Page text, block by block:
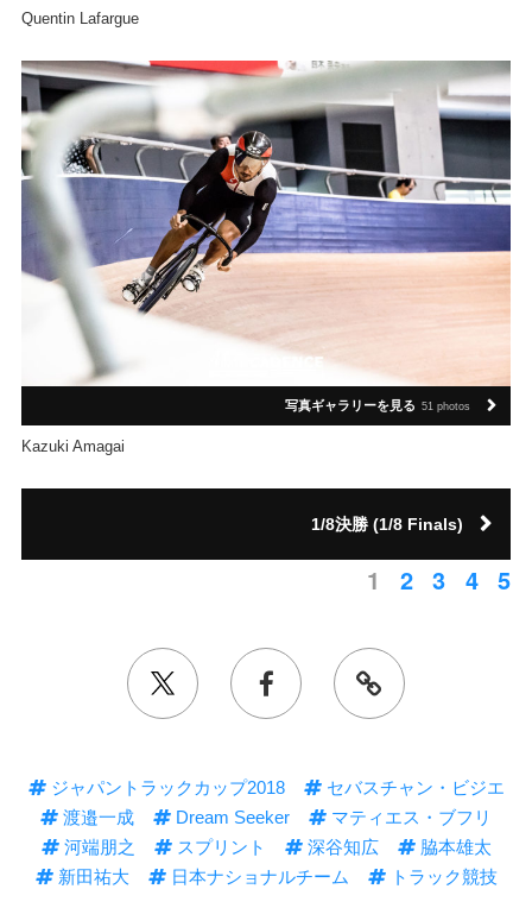
Quentin Lafargue
写真ギャラリーを見る 51 photos
Kazuki Amagai
1/8決勝 (1/8 Finals)
1 2 3 4 5
ジャパントラックカップ2018
セバスチャン・ビジエ
渡邉一成
Dream Seeker
マティエス・ブフリ
河端朋之
スプリント 深谷知広
脇本雄太
新田祐大
日本ナショナルチーム トラック競技